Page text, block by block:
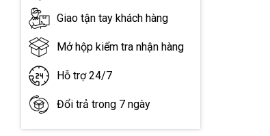
Giao tận tay khách hàng
Mở hộp kiểm tra nhận hàng
Hỗ trợ 24/7
Đổi trả trong 7 ngày